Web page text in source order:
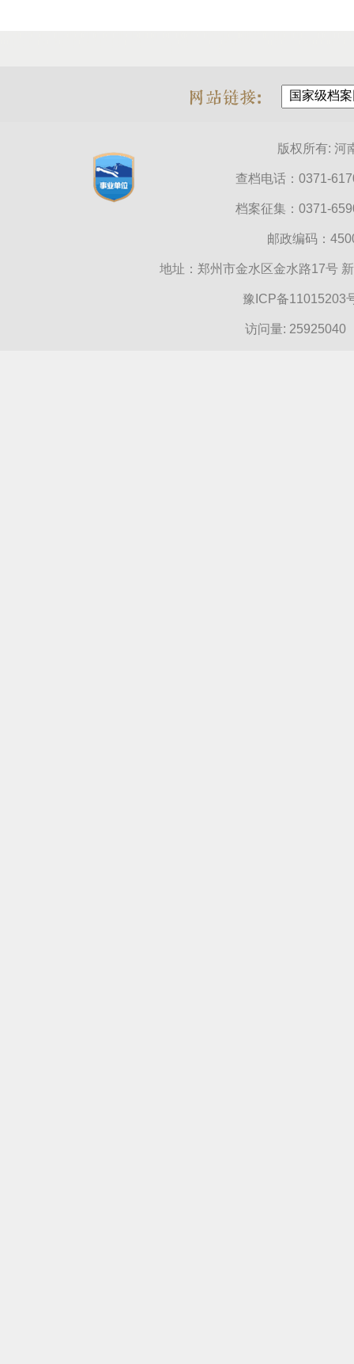
版权所有: 河
查档电话：0371-
档案征集：0371-
邮政编码：
地址：郑州市金水区金水路17号
豫ICP备11015203
访问量: 25925040